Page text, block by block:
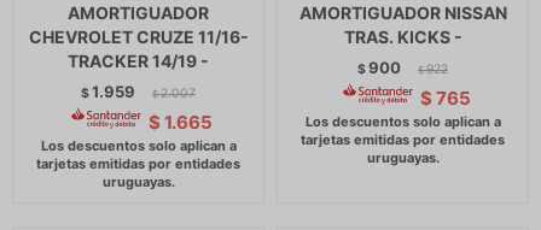
AMORTIGUADOR
CHEVROLET CRUZE 11/16-
TRACKER 14/19 -
$1.959 $ 2.007
$ 1.665
AMORTIGUADOR NISSAN
TRAS. KICKS -
$900 $ 922
$ 765